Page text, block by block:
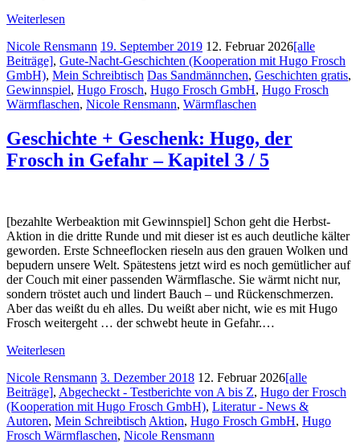
Weiterlesen
Nicole Rensmann 19. September 2019 12. Februar 2026[alle
Beiträge], Gute-Nacht-Geschichten (Kooperation mit Hugo Frosch
GmbH), Mein Schreibtisch Das Sandmännchen, Geschichten gratis,
Gewinnspiel, Hugo Frosch, Hugo Frosch GmbH, Hugo Frosch
Wärmflaschen, Nicole Rensmann, Wärmflaschen
Geschichte + Geschenk: Hugo, der
Frosch in Gefahr – Kapitel 3 / 5
[bezahlte Werbeaktion mit Gewinnspiel] Schon geht die Herbst-
Aktion in die dritte Runde und mit dieser ist es auch deutliche kälter
geworden. Erste Schneeflocken rieseln aus den grauen Wolken und
bepudern unsere Welt. Spätestens jetzt wird es noch gemütlicher auf
der Couch mit einer passenden Wärmflasche. Sie wärmt nicht nur,
sondern tröstet auch und lindert Bauch – und Rückenschmerzen.
Aber das weißt du eh alles. Du weißt aber nicht, wie es mit Hugo
Frosch weitergeht … der schwebt heute in Gefahr.…
Weiterlesen
Nicole Rensmann 3. Dezember 2018 12. Februar 2026[alle
Beiträge], Abgecheckt - Testberichte von A bis Z, Hugo der Frosch
(Kooperation mit Hugo Frosch GmbH), Literatur - News &
Autoren, Mein Schreibtisch Aktion, Hugo Frosch GmbH, Hugo
Frosch Wärmflaschen, Nicole Rensmann